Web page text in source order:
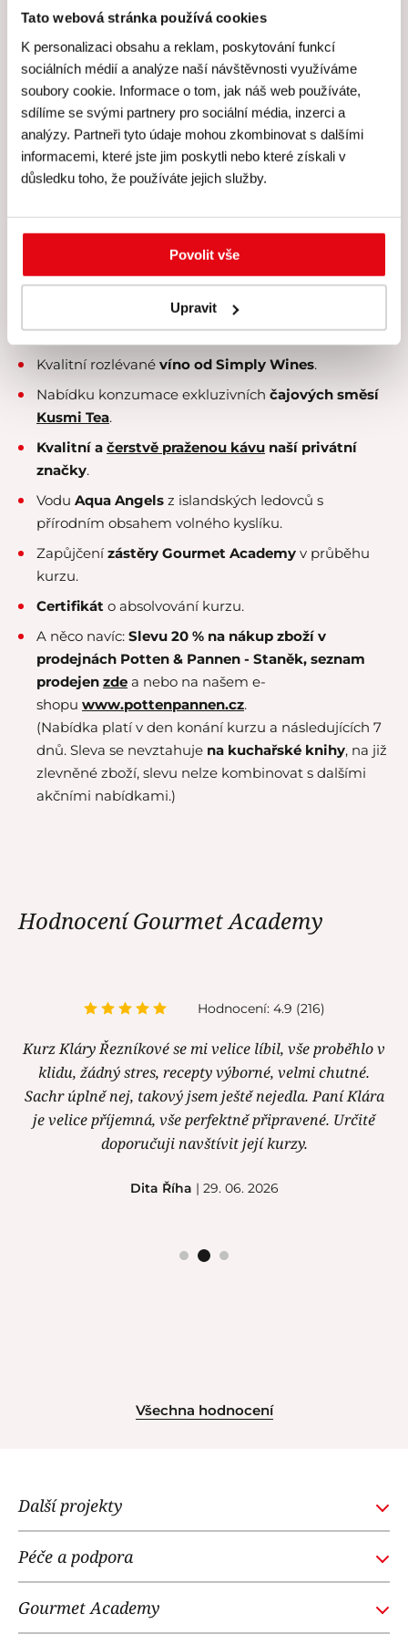
Tato webová stránka používá cookies
K personalizaci obsahu a reklam, poskytování funkcí
sociálních médií a analýze naší návštěvnosti využíváme
soubory cookie. Informace o tom, jak náš web používáte,
sdílíme se svými partnery pro sociální média, inzerci a
analýzy. Partneři tyto údaje mohou zkombinovat s dalšími
informacemi, které jste jim poskytli nebo které získali v
důsledku toho, že používáte jejich služby.
Povolit vše
Upravit
Cena všech kurzů zahrnuje
Cena všech našich kurzů
zahrnuje
individuální péčilektora a personálu –
kurzy koncipujeme promaximálně 8 účastníků.
Veškeré suroviny, u nichž klademe velký
čerstvost a kvalitu.
Kvalitní rozlévané víno od Simply Wines.
Nabídku konzumace exkluzivních čajových směsí
Kusmi Tea.
Kvalitní a čerstvě praženou kávu naší privátní
značky.
Vodu Aqua Angels z islandských ledovců s
přírodním obsahem volného kyslíku.
Zapůjčenízástěry Gourmet Academy v průběhu
kurzu.
Certifikát o absolvování kurzu.
A něco navíc: Slevu 20 % na nákup zboží v
prodejnách Potten & Pannen - Staněk, seznam
prodejen zde a nebo na našem e-
shopu www.pottenpannen.cz.
(Nabídka platí v den konání kurzu a následujících 7
dnů. Sleva se nevztahuje na kuchařské knihy, na již
zlevněné zboží, slevu nelze kombinovat s dalšími
akčními nabídkami.)
Hodnocení Gourmet Academy
Hodnocení: 4.9 (216)
Kurz Kláry Řezníkové se mi velice líbil, vše proběhlo v
klidu, žádný stres, recepty výborné, velmi chutné.
Sachr úplně nej, takový jsem ještě nejedla. Paní Klára
je velice příjemná, vše perfektně připravené. Určitě
doporučuji navštívit její kurzy.
Dita Říha | 29. 06. 2026
Všechna hodnocení
Další projekty
NOI RESTAURANT
Péče a podpora
Gourmet Academy